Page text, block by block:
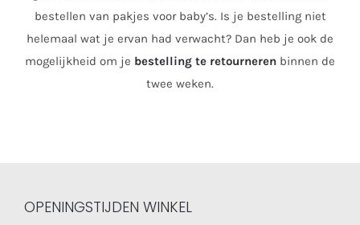
bestellen van pakjes voor baby’s. Is je bestelling niet
helemaal wat je ervan had verwacht? Dan heb je ook de
mogelijkheid om je bestelling te retourneren binnen de
twee weken.
OPENINGSTIJDEN WINKEL